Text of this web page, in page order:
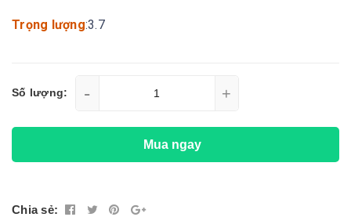
Trọng lượng:3.7
Số lượng: - +
Mua ngay
Chia sẻ: